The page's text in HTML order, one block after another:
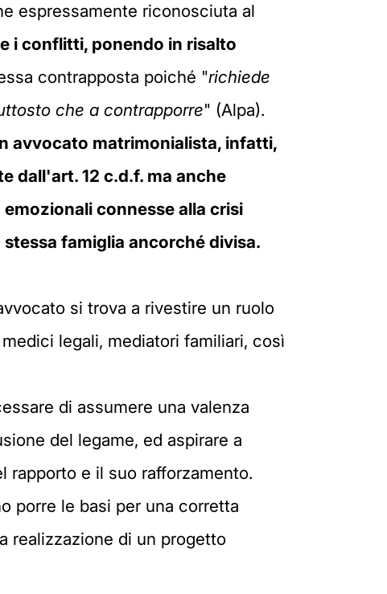
espressamente riconosciuta al
i conflitti, ponendo in risalto
contrapposta poiché "richiede
che a contrapporre" (Alpa).
avvocato matrimonialista, infatti,
dall'art. 12 c.d.f. ma anche
connesse alla crisi
famiglia ancorché divisa.
si trova a rivestire un ruolo
legali, mediatori familiari, così
di assumere una valenza
del legame, ed aspirare a
rapporto e il suo rafforzamento.
porre le basi per una corretta
realizzazione di un progetto